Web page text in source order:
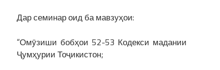
Дар семинар оид ба мавзуҳои:
“Омӯзиши бобҳои 52-53 Кодекси мадании
Ҷумҳурии Тоҷикистон;